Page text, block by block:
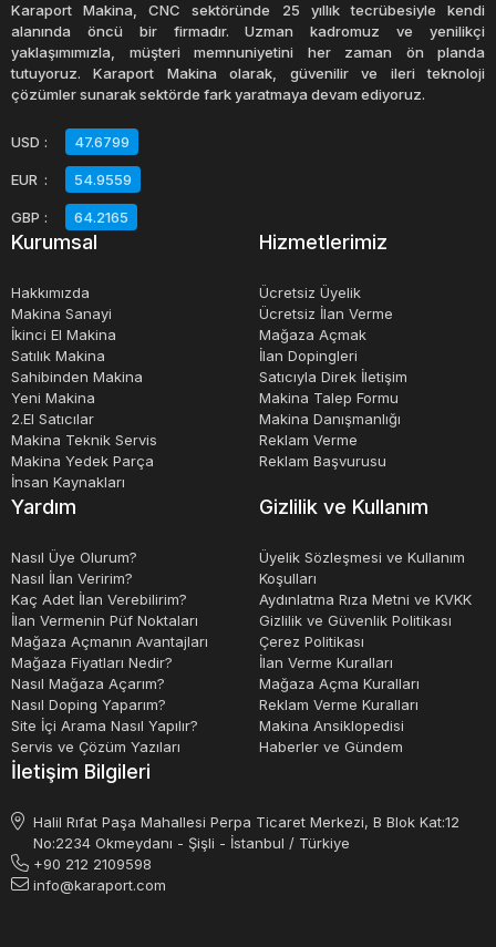
ve bu, işletmenizin ihtiyaçlarına ve mutfak alanınıza bağlı
olarak seçim yapabileceğiniz anlamına gelir. Tabak
yıkama makinesi seçerken, kapasite, su ve enerji
faktörleri de dikkate almak önemlidir.
Karaport Makina, CNC sektöründe 25 yıllık tecrübesiyle kendi
alanında öncü bir firmadır. Uzman kadromuz ve yenilikçi
yaklaşımımızla, müşteri memnuniyetini her zaman ön planda
tutuyoruz. Karaport Makina olarak, güvenilir ve ileri teknoloji
çözümler sunarak sektörde fark yaratmaya devam ediyoruz.
USD : 47.6799
EUR : 54.9559
GBP : 64.2165
Kurumsal
Hakkımızda
Makina Sanayi
İkinci El Makina
Satılık Makina
Sahibinden Makina
Yeni Makina
2.El Satıcılar
Makina Teknik Servis
Makina Yedek Parça
İnsan Kaynakları
Hizmetlerimiz
Ücretsiz Üyelik
Ücretsiz İlan Verme
Mağaza Açmak
İlan Dopingleri
Satıcıyla Direk İletişim
Makina Talep Formu
Makina Danışmanlığı
Reklam Verme
Reklam Başvurusu
Yardım
Nasıl Üye Olurum?
Nasıl İlan Veririm?
Kaç Adet İlan Verebilirim?
İlan Vermenin Püf Noktaları
Mağaza Açmanın Avantajları
Mağaza Fiyatları Nedir?
Nasıl Mağaza Açarım?
Nasıl Doping Yaparım?
Site İçi Arama Nasıl Yapılır?
Servis ve Çözüm Yazıları
Gizlilik ve Kullanım
Üyelik Sözleşmesi ve Kullanım
Koşulları
Aydınlatma Rıza Metni ve KVKK
Gizlilik ve Güvenlik Politikası
Çerez Politikası
İlan Verme Kuralları
Mağaza Açma Kuralları
Reklam Verme Kuralları
Makina Ansiklopedisi
Haberler ve Gündem
İletişim Bilgileri
Halil Rıfat Paşa Mahallesi Perpa Ticaret Merkezi, B Blok Kat:12
No:2234 Okmeydanı - Şişli - İstanbul / Türkiye
+90 212 2109598
info@karaport.com